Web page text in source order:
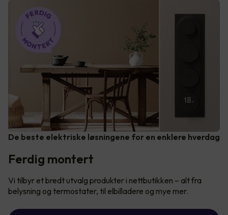
De beste elektriske løsningene for en enklere hverdag
Ferdig montert
Vi tilbyr et bredt utvalg produkter i nettbutikken – alt fra
belysning og termostater, til elbilladere og mye mer.